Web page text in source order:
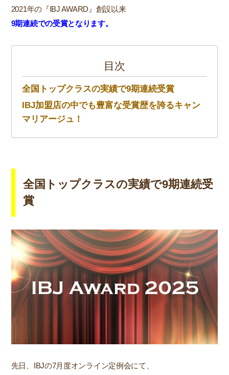
2021年の『IBJ AWARD』創設以来
9期連続での受賞となります。
目次
全国トップクラスの実績で9期連続受賞
IBJ加盟店の中でも豊富な受賞歴を誇るキャン
マリアージュ！
全国トップクラスの実績で9期連続受
賞
先日、IBJの7月度オンライン定例会にて、